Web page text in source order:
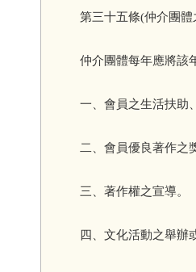
第三十五條(仲介團
仲介團體每年應將該
一、會員之生活扶助
二、會員優良著作之
三、著作權之宣導。
四、文化活動之舉辦